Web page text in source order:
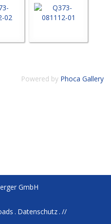
Powered by Phoca Gallery
GmbH
Datenschutz //